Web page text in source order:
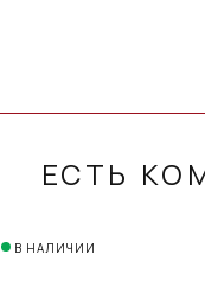
ЕСТЬ
В НАЛИЧИИ